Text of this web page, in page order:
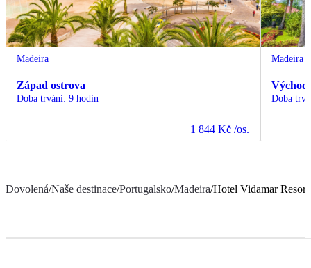
Madeira
Západ ostrova
Doba trvání: 9 hodin
1 844 Kč /os.
Madeira
Východ
Doba
Dovolená/Naše destinace/Portugalsko/Madeira/Hotel Vidamar